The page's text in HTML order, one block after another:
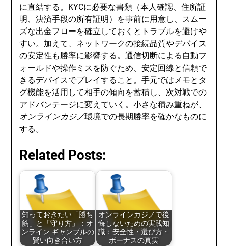
に直結する。KYCに必要な書類（本人確認、住所証
明、決済手段の所有証明）を事前に用意し、スムー
ズな出金フローを確立しておくとトラブルを避けや
すい。加えて、ネットワークの接続品質やデバイス
の安定性も勝率に影響する。通信切断による自動フ
ォールドや操作ミスを防ぐため、安定回線と信頼で
きるデバイスでプレイすること。手元ではメモとタ
グ機能を活用して相手の傾向を蓄積し、次対戦での
アドバンテージに変えていく。小さな積み重ねが、
オンラインカジノ環境での長期勝率を確かなものに
する。
Related Posts:
知っておきたい「勝ち
筋」と「守り方」：オ
ンライン ギャンブルの
賢い向き合い方
オンラインカジノで後
悔しないための実践知
識：安全性・選び方・
ボーナスの真実